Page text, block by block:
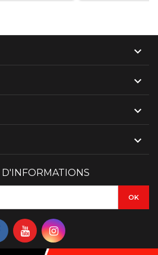




D'INFORMATIONS